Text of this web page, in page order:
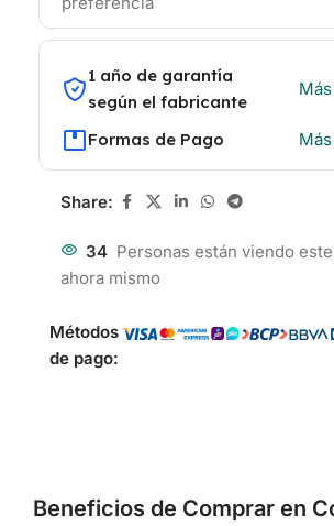
1 año de garantía
según el fabricante
Formas de Pago
Share:
34 Personas están viendo
ahora mismo
Métodos
de pago:
Beneficios de Comprar en